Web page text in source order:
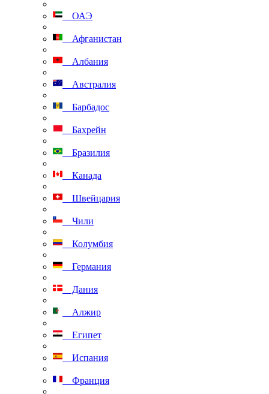
ОАЭ
Афганистан
Албания
Австралия
Барбадос
Бахрейн
Бразилия
Канада
Швейцария
Чили
Колумбия
Германия
Дания
Алжир
Египет
Испания
Франция